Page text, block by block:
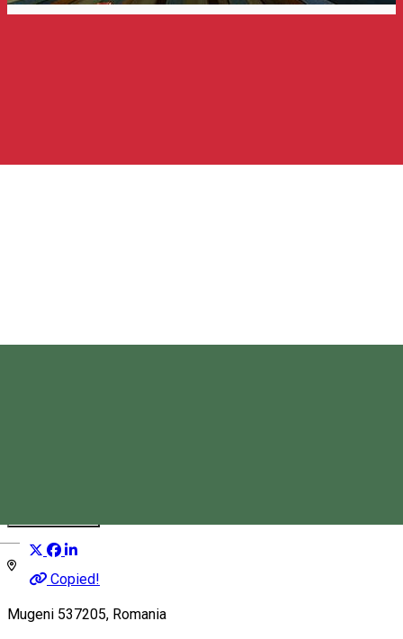
Copied!
Mugeni 537205, Romania